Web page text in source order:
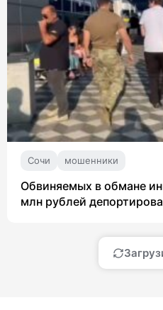
Сочи мошенники
Обвиняемых в обмане
млн рублей